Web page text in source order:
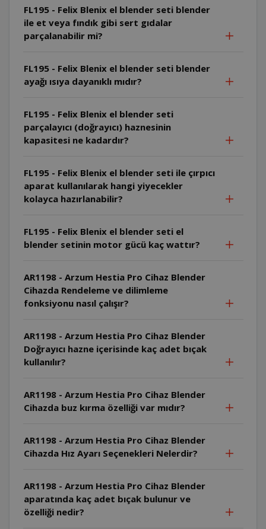
FL195 - Felix Blenix el blender seti blender
ile et veya fındık gibi sert gıdalar
parçalanabilir mi?
FL195 - Felix Blenix el blender seti blender
ayağı ısıya dayanıklı mıdır?
FL195 - Felix Blenix el blender seti
parçalayıcı (doğrayıcı) haznesinin
kapasitesi ne kadardır?
FL195 - Felix Blenix el blender seti ile çırpıcı
aparat kullanılarak hangi yiyecekler
kolayca hazırlanabilir?
FL195 - Felix Blenix el blender seti el
blender setinin motor gücü kaç wattır?
AR1198 - Arzum Hestia Pro Cihaz Blender
Cihazda Rendeleme ve dilimleme
fonksiyonu nasıl çalışır?
AR1198 - Arzum Hestia Pro Cihaz Blender
Doğrayıcı hazne içerisinde kaç adet bıçak
kullanılır?
AR1198 - Arzum Hestia Pro Cihaz Blender
Cihazda buz kırma özelliği var mıdır?
AR1198 - Arzum Hestia Pro Cihaz Blender
Cihazda Hız Ayarı Seçenekleri Nelerdir?
AR1198 - Arzum Hestia Pro Cihaz Blender
aparatında kaç adet bıçak bulunur ve
özelliği nedir?